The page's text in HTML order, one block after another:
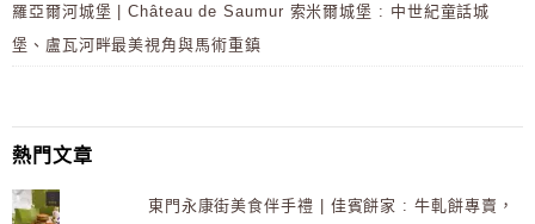
羅亞爾河城堡 | Château de Saumur 索米爾城堡 : 中世紀童話城
堡、盧瓦河畔最美視角與馬術重鎮
熱門文章
東門永康街美食伴手禮 | 佳賓餅家 : 牛軋餅專賣，